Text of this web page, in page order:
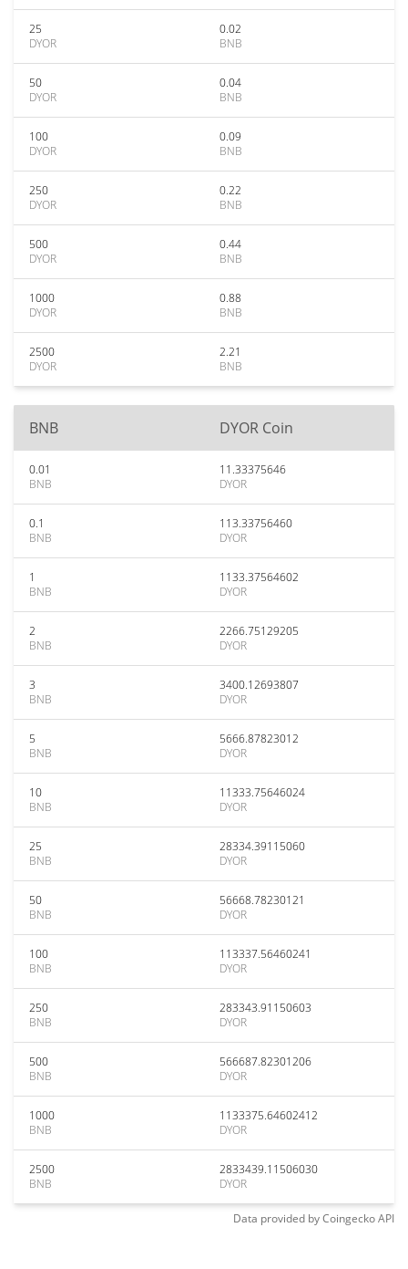
25
DYOR
0.02
BNB
50
DYOR
0.04
BNB
100
DYOR
0.09
BNB
250
DYOR
0.22
BNB
500
DYOR
0.44
BNB
1000
DYOR
0.88
BNB
2500
DYOR
2.21
BNB
BNB DYOR Coin
0.01
BNB
11.33375646
DYOR
0.1
BNB
113.33756460
DYOR
1
BNB
1133.37564602
DYOR
2
BNB
2266.75129205
DYOR
3
BNB
3400.12693807
DYOR
5
BNB
5666.87823012
DYOR
10
BNB
11333.75646024
DYOR
25
BNB
28334.39115060
DYOR
50
BNB
56668.78230121
DYOR
100
BNB
113337.56460241
DYOR
250
BNB
283343.91150603
DYOR
500
BNB
566687.82301206
DYOR
1000
BNB
1133375.64602412
DYOR
2500
BNB
2833439.11506030
DYOR
Data provided byCoingeckoAPI